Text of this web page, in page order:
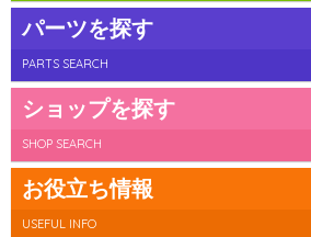
パーツを探す
PARTS SEARCH
ショップを探す
SHOP SEARCH
お役立ち情報
USEFUL INFO